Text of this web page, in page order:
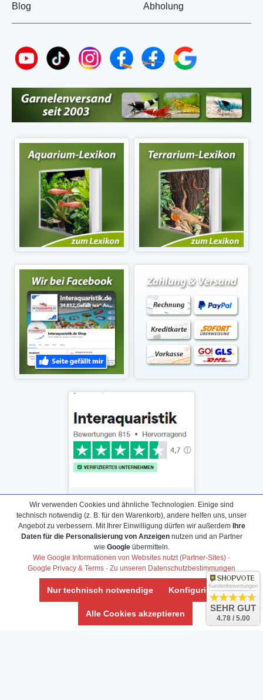
Blog
Abholung
Daten­schutz­erklärung
Widerrufs­recht /Widerrufs­formular
AGB & Info
Impressum
Umwelt und Entsorgung
Vertrag widerrufen
Wir verwenden Cookies und ähnliche Technologien. Einige sind
technisch notwendig (z. B. für den Warenkorb), andere helfen uns, unser
Angebot zu verbessern. Mit Ihrer Einwilligung dürfen wir außerdem Ihre
Daten für die Personalisierung von Anzeigennutzen und an Partner
wie Googleübermitteln.
Wie Google Informationen von Websites nutzt (Partner-Sites) ·
Google Privacy & Terms · Zu unseren Datenschutzbestimmungen
Nur technisch notwendige Konfigurieren
Alle Cookies akzeptieren
Kundenbewertungen
SEHR GUT
4.78 / 5.00